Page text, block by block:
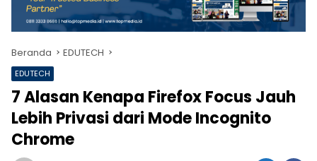
Beranda EDUTECH
EDUTECH
7 Alasan Kenapa Firefox Focus Jauh
Lebih Privasi dari Mode Incognito
Chrome